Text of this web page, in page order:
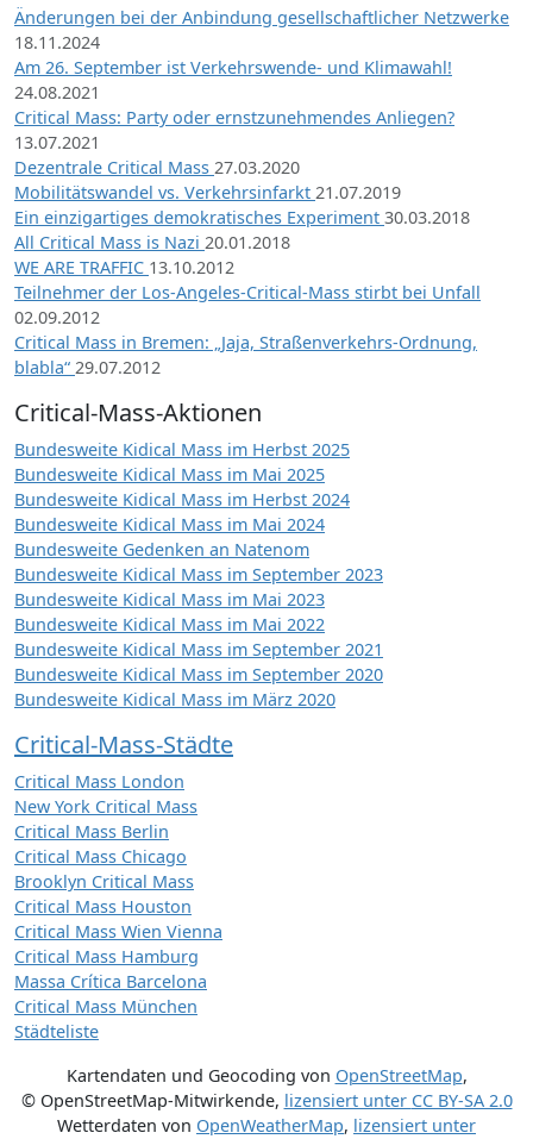
Änderungen bei der Anbindung gesellschaftlicher Netzwerke
18.11.2024
Am 26. September ist Verkehrswende- und Klimawahl!
24.08.2021
Critical Mass: Party oder ernstzunehmendes Anliegen?
13.07.2021
Dezentrale Critical Mass 27.03.2020
Mobilitätswandel vs. Verkehrsinfarkt 21.07.2019
Ein einzigartiges demokratisches Experiment 30.03.2018
All Critical Mass is Nazi 20.01.2018
WE ARE TRAFFIC 13.10.2012
Teilnehmer der Los-Angeles-Critical-Mass stirbt bei Unfall
02.09.2012
Critical Mass in Bremen: „Jaja, Straßenverkehrs-Ordnung,
blabla“ 29.07.2012
Critical-Mass-Aktionen
Bundesweite Kidical Mass im Herbst 2025
Bundesweite Kidical Mass im Mai 2025
Bundesweite Kidical Mass im Herbst 2024
Bundesweite Kidical Mass im Mai 2024
Bundesweite Gedenken an Natenom
Bundesweite Kidical Mass im September 2023
Bundesweite Kidical Mass im Mai 2023
Bundesweite Kidical Mass im Mai 2022
Bundesweite Kidical Mass im September 2021
Bundesweite Kidical Mass im September 2020
Bundesweite Kidical Mass im März 2020
Critical-Mass-Städte
Critical Mass London
New York Critical Mass
Critical Mass Berlin
Critical Mass Chicago
Brooklyn Critical Mass
Critical Mass Houston
Critical Mass Wien Vienna
Critical Mass Hamburg
Massa Crítica Barcelona
Critical Mass München
Städteliste
Kartendaten und Geocoding von OpenStreetMap,
© OpenStreetMap-Mitwirkende, lizensiert unter CC BY-SA 2.0
Wetterdaten von OpenWeatherMap, lizensiert unter